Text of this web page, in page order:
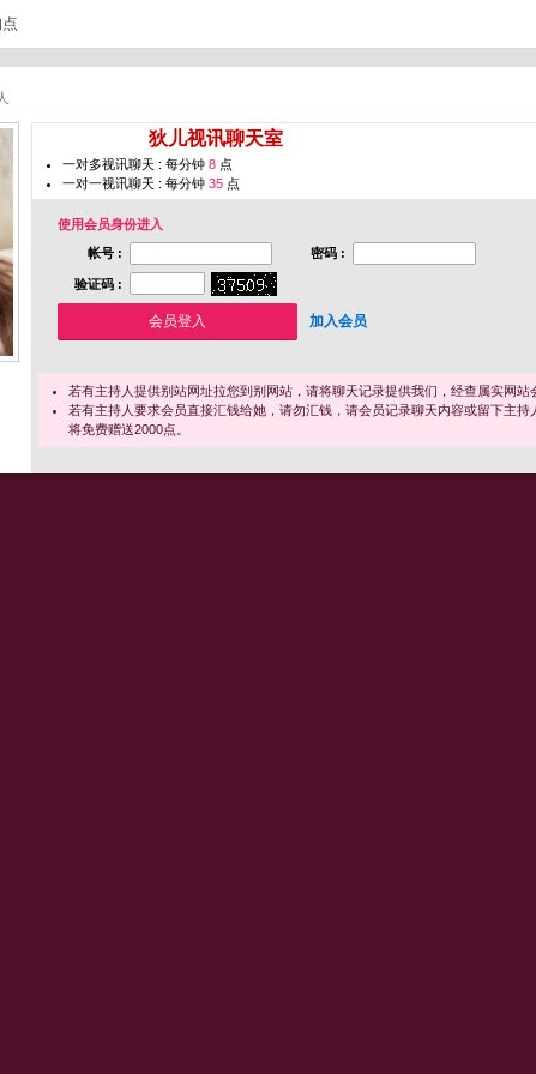
狄儿视讯聊天室
一对多视讯聊天 : 每分钟 8 点
一对一视讯聊天 : 每分钟 35 点
使用会员身份进入
帐号 :
密码 :
验证码 :
加入会员
若有主持人提供别站网址拉您到别网站，请将聊天记录提供我们，经查属实网站
若有主持人要求会员直接汇钱给她，请勿汇钱，请会员记录聊天内容或留下主
将免费赠送2000点。